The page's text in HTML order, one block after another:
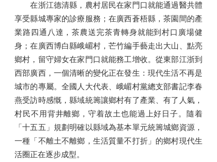
在浙江德清縣，農村居民在家門口就能通過醫共體
享受縣城專家的診療服務；在廣西蒼梧縣，茶園間的產
業路四通八達，茶農送完茶青轉身就能到村口廣場健
身；在廣西博白縣峨嵋村，芒竹編手藝走出大山、點亮
鄉村，留守婦女在家門口就能務工增收。從東部江浙到
西部廣西，一個清晰的變化正在發生：現代生活不再是
城市的專屬。全國人大代表、峨嵋村黨總支部書記李春
燕受訪時感慨，縣域統籌讓鄉村有了產業、有了人氣，
村民不用背井離鄉，守着故土也能過上好日子。隨着
「十五五」規劃明確以縣域為基本單元統籌城鄉資源，
一種「不離土不離鄉，生活質量不打折」的鄉村現代生
活圈正在逐步成型。